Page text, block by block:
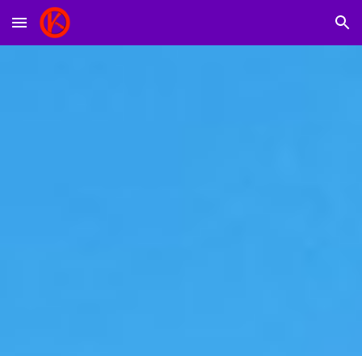
Skip to main content Skip to navigation